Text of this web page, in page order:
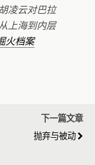
凌云对巴拉
上海到内层
火档案
下一篇文章
抛弃与被动